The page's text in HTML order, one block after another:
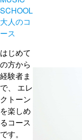
SCHOOL
大人のコ
ース
はじめて
の方から
経験者ま
で、 エレ
クトーン
を楽しめ
るコース
です。